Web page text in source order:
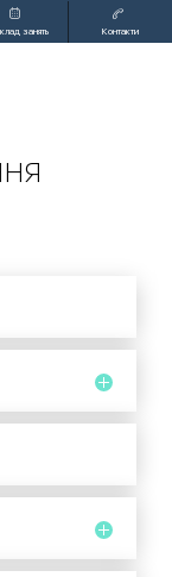
занять Контакти